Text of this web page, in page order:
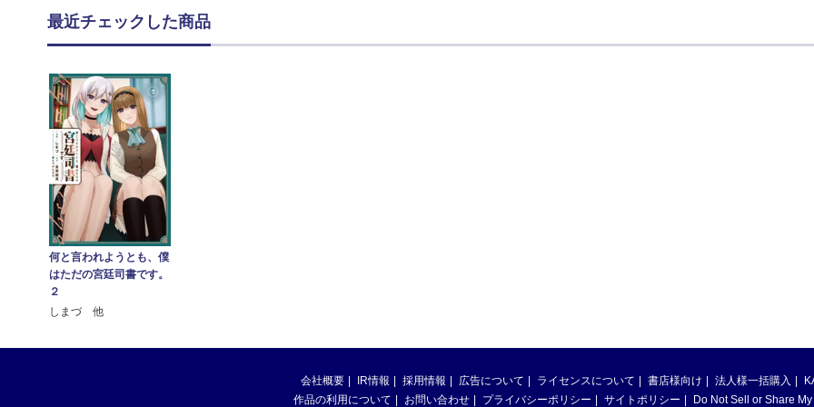
最近チェックした商品
何と言われようとも、僕
はただの宮廷司書です。
２
しまづ 他
会社概要 IR情報 採用情報 広告について ライセンスについて 書店様向け 法人様一括購入
作品の利用について
お問い合わせ プライバシーポリシー サイトポリシー Do Not Sell or Share